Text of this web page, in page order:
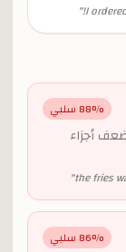
I
"
88% سلبي
أجزاء
the fries
"
86% سلبي